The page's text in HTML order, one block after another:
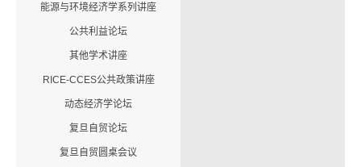
能源与环境经济学系列讲座
公共利益论坛
其他学术讲座
RICE-CCES公共政策讲座
动态经济学论坛
复旦自贸论坛
复旦自贸圆桌会议